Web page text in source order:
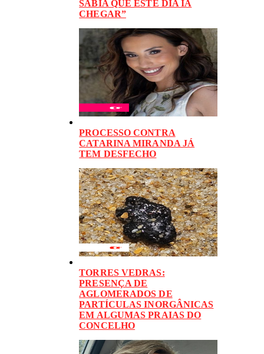
SABIA QUE ESTE DIA IA
CHEGAR”
PROCESSO CONTRA
CATARINA MIRANDA JÁ
TEM DESFECHO
TORRES VEDRAS:
PRESENÇA DE
AGLOMERADOS DE
PARTÍCULAS INORGÂNICAS
EM ALGUMAS PRAIAS DO
CONCELHO